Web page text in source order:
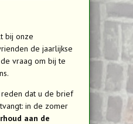
bij onze
de jaarlijkse
vraag om bij te
dat u de brief
in de zomer
aan de